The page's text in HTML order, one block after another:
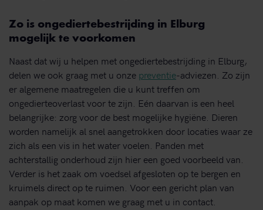
Zo is ongediertebestrijding in Elburg
mogelijk te voorkomen
Naast dat wij u helpen met ongediertebestrijding in Elburg,
delen we ook graag met u onze preventie-adviezen. Zo zijn
er algemene maatregelen die u kunt treffen om
ongedierteoverlast voor te zijn. Eén daarvan is een heel
belangrijke: zorg voor de best mogelijke hygiëne. Dieren
worden namelijk al snel aangetrokken door locaties waar ze
zich als een vis in het water voelen. Panden met
achterstallig onderhoud zijn hier een goed voorbeeld van.
Verder is het zaak om voedsel afgesloten op te bergen en
kruimels direct op te ruimen. Voor een gericht plan van
aanpak op maat komen we graag met u in contact.